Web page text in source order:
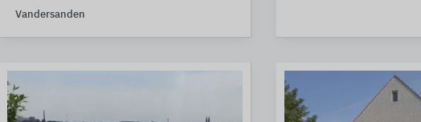
Vandersanden